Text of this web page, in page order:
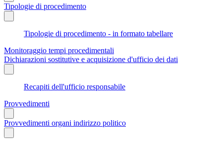
Tipologie di procedimento
Tipologie di procedimento - in formato tabellare
Monitoraggio tempi procedimentali
Dichiarazioni sostitutive e acquisizione d'ufficio dei dati
Recapiti dell'ufficio responsabile
Provvedimenti
Provvedimenti organi indirizzo politico